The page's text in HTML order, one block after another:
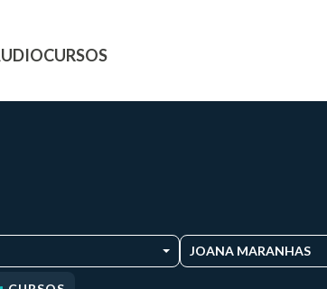
CURSOS
JOANA MARANHAS